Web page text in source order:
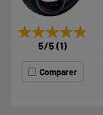
★★★★★
★★★★★
5/5 (1)
Comparer